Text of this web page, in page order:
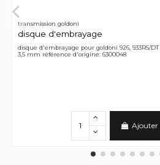
transmission goldoni
disque d'embrayage
disque d'embrayage pour goldoni 926, 933RS/
3,5 mm référence d'origine: 6300048
Ajouter